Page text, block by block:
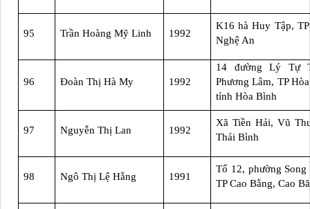
95 Trần Hoàng Mỹ Linh 1992
K16 hà Huy Tập,
Nghệ An
96 Đoàn Thị Hà My 1992
14 đường Lý Tự
Phương Lâm, TP
tỉnh Hòa Bình
97 Nguyễn Thị Lan 1992
Xã Tiền Hải, Vũ
Thái Bình
98 Ngô Thị Lệ Hằng 1991
Tổ 12, phường Song
TP Cao Bằng, Cao